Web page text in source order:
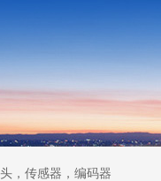
，传感器，编码器